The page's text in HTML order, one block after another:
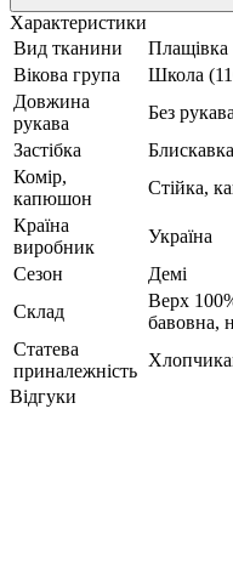
Характеристики
Вид тканини
Плащівка
Вікова група
Школа
Довжина
рукава
Без рукава
Застібка
Блискавка
Комір,
капюшон
Стійка,
Країна
виробник
Україна
Сезон
Демі
Склад
Верх
бавовна,
Статева
приналежність
Відгуки